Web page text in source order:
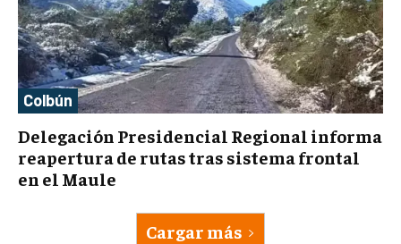
Colbún
Delegación Presidencial Regional informa
reapertura de rutas tras sistema frontal
en el Maule
Cargar más